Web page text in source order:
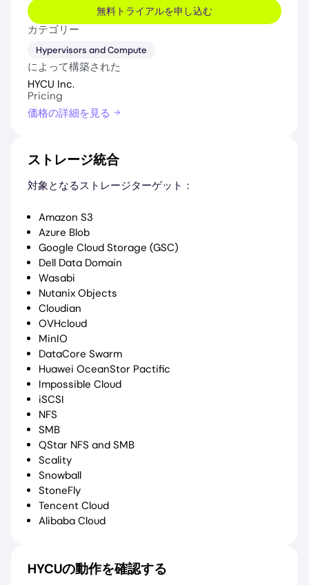
無料トライアルを申し込む
カテゴリー
Hypervisors and Compute
によって構築された
HYCU Inc.
Pricing
価格の詳細を見る
ストレージ統合
対象となるストレージターゲット：
Amazon S3
Azure Blob
Google Cloud Storage (GSC)
Dell Data Domain
Wasabi
Nutanix Objects
Cloudian
OVHcloud
MinIO
DataCore Swarm
Huawei OceanStor Pactific
Impossible Cloud
iSCSI
NFS
SMB
QStar NFS and SMB
Scality
Snowball
StoneFly
Tencent Cloud
Alibaba Cloud
HYCUの動作を確認する